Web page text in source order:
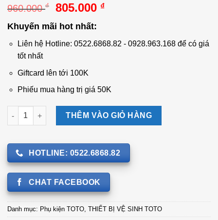
960.000₫
Giá
là:
960.000 ₫.
805.000 ₫Giá
là:
Khuyến mãi hot nhất:
Liên hệ Hotline: 0522.6868.82 - 0928.963.168 để có giá
tốt nhất
Giftcard lên tới 100K
Phiếu mua hàng trị giá 50K
Xịt Vệ Sinh TOTO TVCF201 số lượng
THÊM VÀO GIỎ HÀNG
HOTLINE: 0522.6868.82
CHAT FACEBOOK
Danh mục: Phụ kiện TOTO, THIẾT BỊ VỆ SINH TOTO